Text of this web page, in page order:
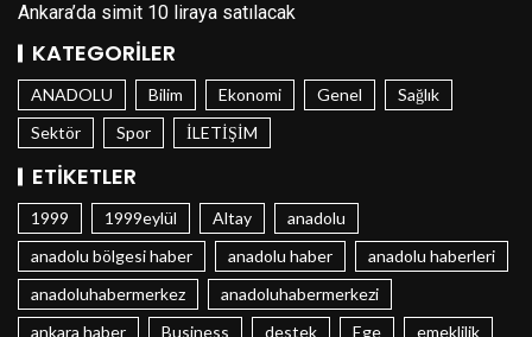
Ankara’da simit 10 liraya satılacak
KATEGORILER
ANADOLU Bilim Ekonomi Genel
Sağlık
Sektör
Spor İLETİŞİM
ETIKETLER
1999 1999eylül Altay
anadolu
anadolu bölgesi haber
anadolu haber
anadolu haberleri
anadoluhabermerkez
anadoluhabermerkezi
ankara haber
Business destek Ege emeklilik